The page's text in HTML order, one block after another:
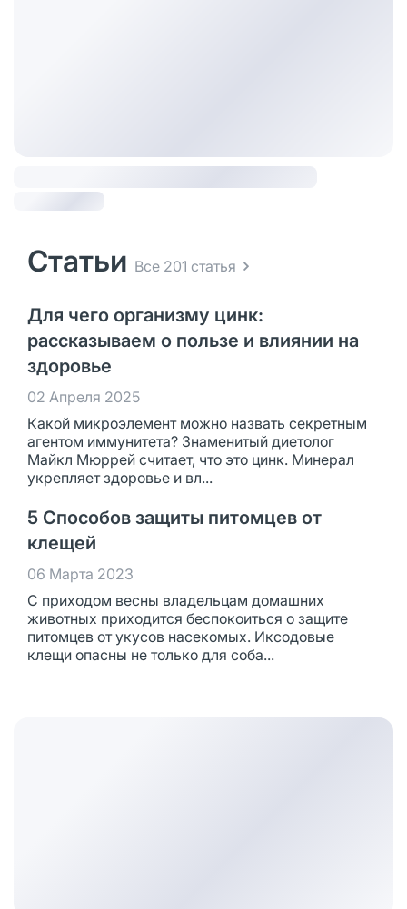
Статьи Все 201 статья
Для чего организму цинк:
рассказываем о пользе и влиянии на
здоровье
02 Апреля 2025
Какой микроэлемент можно назвать секретным
агентом иммунитета? Знаменитый диетолог
Майкл Мюррей считает, что это цинк. Минерал
укрепляет здоровье и вл...
5 Способов защиты питомцев от
клещей
06 Марта 2023
С приходом весны владельцам домашних
животных приходится беспокоиться о защите
питомцев от укусов насекомых. Иксодовые
клещи опасны не только для соба...